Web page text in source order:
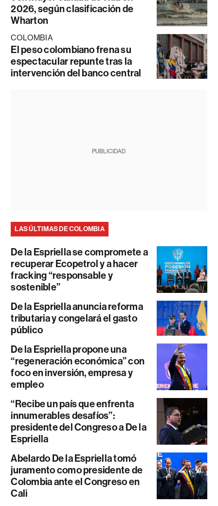
2026, según clasificación de
Wharton
COLOMBIA
El peso colombiano frena su
espectacular repunte tras la
intervención del banco central
PUBLICIDAD
LAS ÚLTIMAS DE COLOMBIA
De la Espriella se compromete a
recuperar Ecopetrol y a hacer
fracking “responsable y
sostenible”
De la Espriella anuncia reforma
tributaria y congelará el gasto
público
De la Espriella propone una
“regeneración económica” con
foco en inversión, empresa y
empleo
“Recibe un país que enfrenta
innumerables desafíos”:
presidente del Congreso a De la
Espriella
Abelardo De la Espriella tomó
juramento como presidente de
Colombia ante el Congreso en
Cali